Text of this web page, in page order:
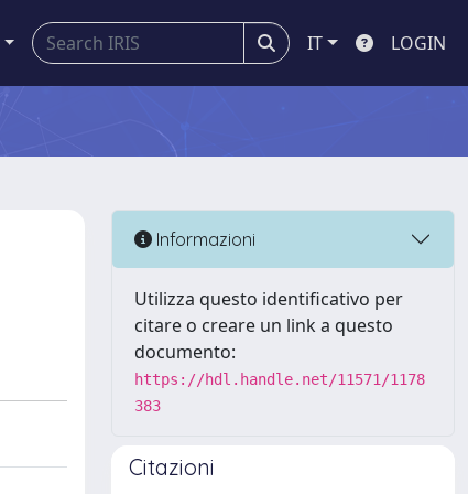
IT LOGIN
Informazioni
Utilizza questo identificativo per
citare o creare un link a questo
documento:
https://hdl.handle.net/11571/1178
383
Citazioni